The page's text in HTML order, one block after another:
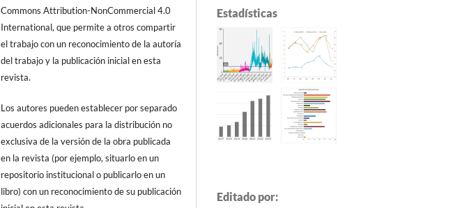
Commons Attribution-NonCommercial 4.0
International, que permite a otros compartir
el trabajo con un reconocimiento de la autoría
del trabajo y la publicación inicial en esta
revista.
Los autores pueden establecer por separado
acuerdos adicionales para la distribución no
exclusiva de la versión de la obra publicada
en la revista (por ejemplo, situarlo en un
repositorio institucional o publicarlo en un
libro) con un reconocimiento de su publicación
Estadísticas
Editado por: